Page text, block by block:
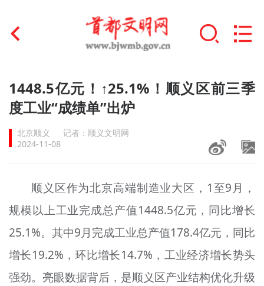
首页
文明创建
文明实践
未成年人思想道德建设
榜样人物
+
身边好人
文明评论
1448.5亿元！↑25.1%！顺义区前三季
度工业“成绩单”出炉
北京顺义
记者：顺义文明网
2024-11-08
顺义区作为北京高端制造业大区，1至9月，
规模以上工业完成总产值1448.5亿元，同比增长
25.1%。其中9月完成工业总产值178.4亿元，同比
增长19.2%，环比增长14.7%，工业经济增长势头
强劲。亮眼数据背后，是顺义区产业结构优化升级